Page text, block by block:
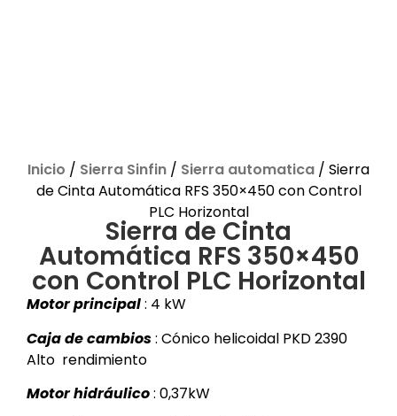
Inicio / Sierra Sinfin / Sierra automatica / Sierra
de Cinta Automática RFS 350×450 con Control
PLC Horizontal
Sierra de Cinta
Automática RFS 350×450
con Control PLC Horizontal
Motor principal: 4 kW
Caja de cambios: Cónico helicoidal PKD 2390
Alto rendimiento
Motor hidráulico: 0,37kW